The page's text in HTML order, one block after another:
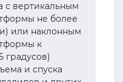
с вертикальным
не более
или наклонным
к
градусов)
и спуска